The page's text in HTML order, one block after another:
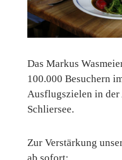
Das Markus
100.000 Besuchern
Ausflugszielen in der
Schliersee.
Zur Verstärkung